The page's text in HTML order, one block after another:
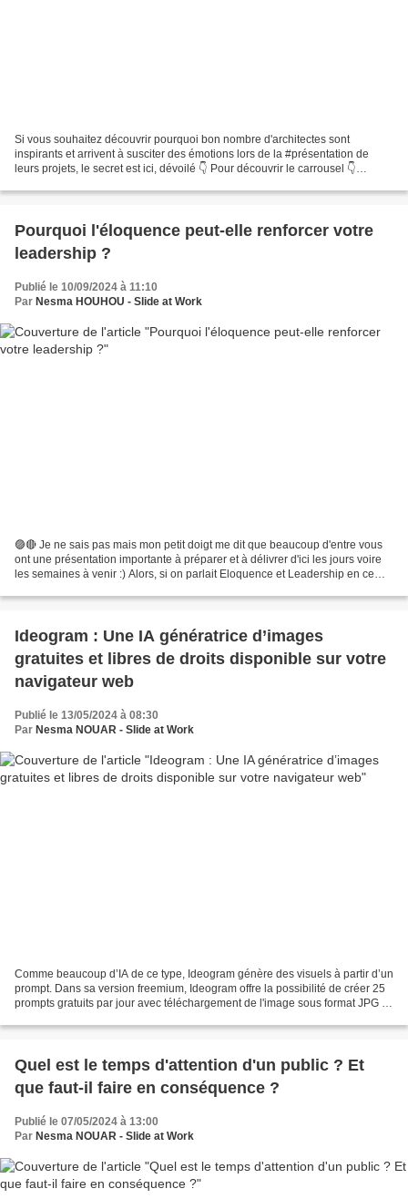
Si vous souhaitez découvrir pourquoi bon nombre d'architectes sont
inspirants et arrivent à susciter des émotions lors de la #présentation de
leurs projets, le secret est ici, dévoilé 👇 Pour découvrir le carrousel 👇
mpXbua4mc4TQ/watch?
nk&utm_source=editor...
Pourquoi l'éloquence peut-elle renforcer votre
leadership ?
Publié le 10/09/2024 à 11:10
Par Nesma HOUHOU - Slide at Work
🟣🔴 Je ne sais pas mais mon petit doigt me dit que beaucoup d'entre vous
ont une présentation importante à préparer et à délivrer d'ici les jours voire
les semaines à venir :) Alors, si on parlait Eloquence et Leadership en ce
Ideogram : Une IA génératrice d’images
gratuites et libres de droits disponible sur votre
navigateur web
Publié le 13/05/2024 à 08:30
Par Nesma NOUAR - Slide at Work
Comme beaucoup d’IA de ce type, Ideogram génère des visuels à partir d’un
prompt. Dans sa version freemium, Ideogram offre la possibilité de créer 25
prompts gratuits par jour avec téléchargement de l'image sous format JPG et
Quel est le temps d'attention d'un public ? Et
que faut-il faire en conséquence ?
Publié le 07/05/2024 à 13:00
Par Nesma NOUAR - Slide at Work